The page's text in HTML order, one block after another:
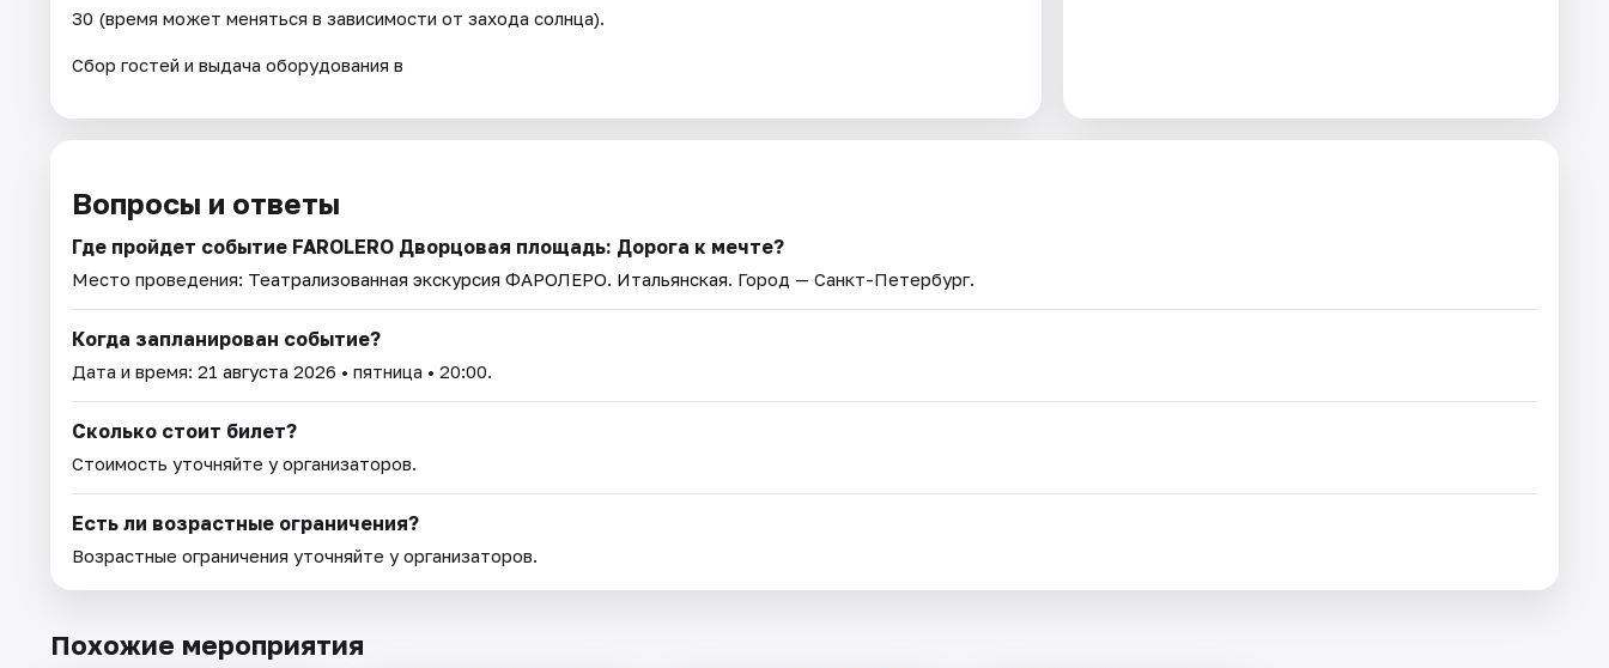
30 (время может меняться в зависимости от захода солнца).
Сбор гостей и выдача оборудования в
Вопросы и ответы
Где пройдет событие FAROLERO Дворцовая площадь: Дорога к мечте?
Место проведения: Театрализованная экскурсия ФАРОЛЕРО. Итальянская. Город — Санкт-Петербург.
Когда запланирован событие?
Дата и время: 21 августа 2026 • пятница • 20:00.
Сколько стоит билет?
Стоимость уточняйте у организаторов.
Есть ли возрастные ограничения?
Возрастные ограничения уточняйте у организаторов.
Похожие мероприятия